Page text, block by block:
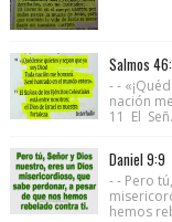
Salmos
- -
nación
11 El
Daniel 9:9
- - Pero
hemos